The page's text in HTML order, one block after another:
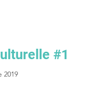
#1
2019